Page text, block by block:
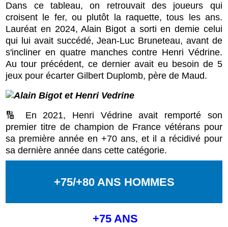
Dans ce tableau, on retrouvait des joueurs qui
croisent le fer, ou plutôt la raquette, tous les ans.
Lauréat en 2024, Alain Bigot a sorti en demie celui
qui lui avait succédé, Jean-Luc Bruneteau, avant de
s'incliner en quatre manches contre Henri Védrine.
Au tour précédent, ce dernier avait eu besoin de 5
jeux pour écarter Gilbert Duplomb, père de Maud.
🔢 En 2021, Henri Védrine avait remporté son
premier titre de champion de France vétérans pour
sa première année en +70 ans, et il a récidivé pour
sa dernière année dans cette catégorie.
+75/+80 ANS HOMMES
+75 ANS